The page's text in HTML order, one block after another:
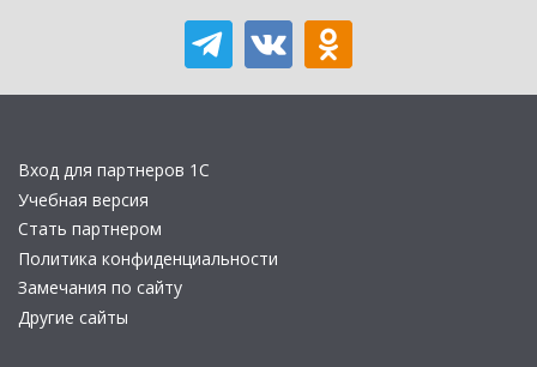
Вход для партнеров 1С
Учебная версия
Стать партнером
Политика конфиденциальности
Замечания по сайту
Другие сайты